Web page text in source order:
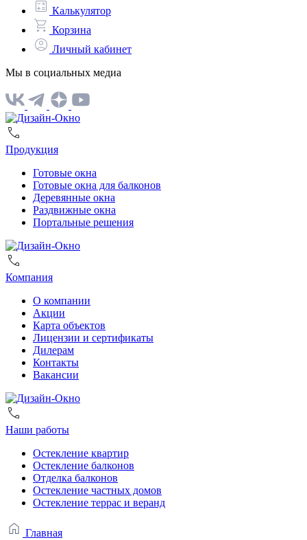
Калькулятор
Корзина
Личный кабинет
Мы в социальных медиа
Продукция
Готовые окна
Готовые окна для балконов
Деревянные окна
Раздвижные окна
Портальные решения
Компания
О компании
Акции
Карта объектов
Лицензии и сертификаты
Дилерам
Контакты
Вакансии
Наши работы
Остекление квартир
Остекление балконов
Отделка балконов
Остекление частных домов
Остекление террас и веранд
Главная